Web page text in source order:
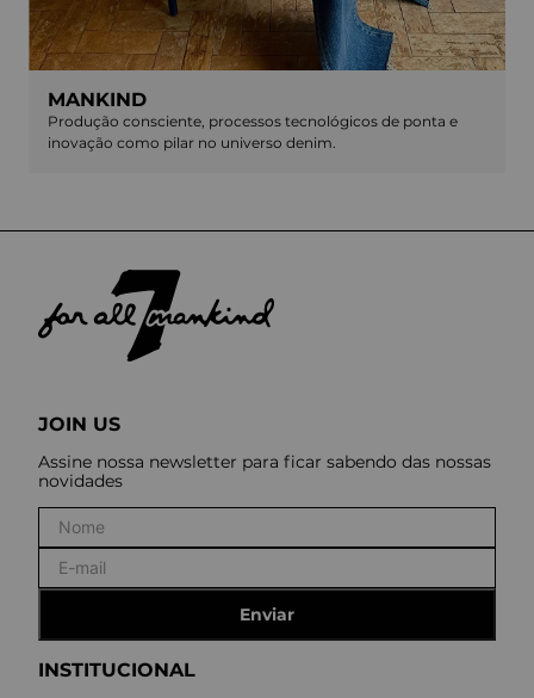
MANKIND
Produção consciente, processos tecnológicos de ponta e
inovação como pilar no universo denim.
INSTITUCIONAL
JOIN US
Assine nossa newsletter para ficar sabendo das nossas
novidades
Enviar